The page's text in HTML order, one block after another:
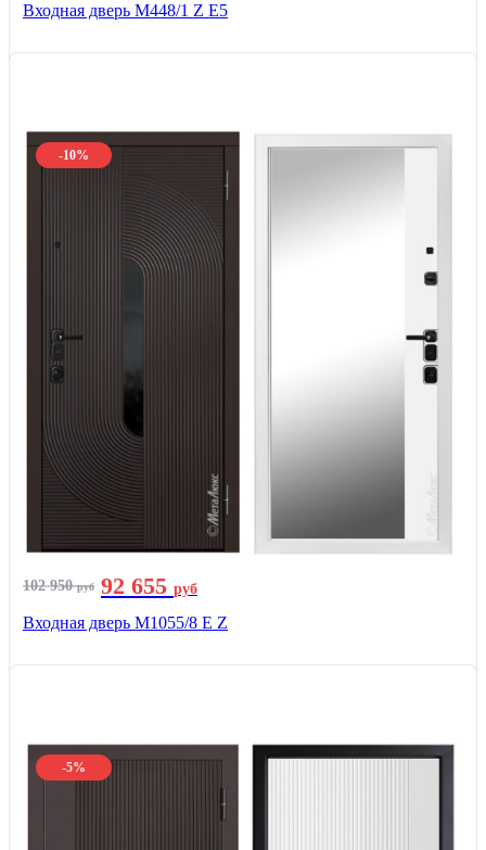
Входная дверь М448/1 Z Е5
-10%
102 950руб 92 655 руб
Входная дверь М1055/8 Е Z
-5%